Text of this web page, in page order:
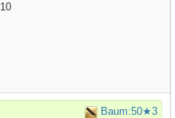
10
Baum:50★3